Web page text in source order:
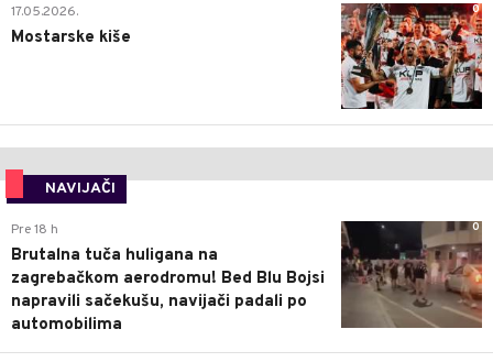
0
17.05.2026.
Mostarske kiše
NAVIJAČI
0
Pre 18 h
Brutalna tuča huligana na
zagrebačkom aerodromu! Bed Blu Bojsi
napravili sačekušu, navijači padali po
automobilima